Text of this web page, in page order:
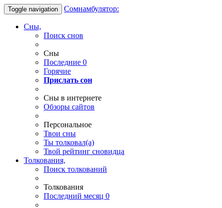
Toggle navigation Сомнамбулятор:
Сны,
Поиск снов
Сны
Последние 0
Горячие
Прислать сон
Сны в интернете
Обзоры сайтов
Персональное
Твои сны
Ты толковал(а)
Твой рейтинг сновидца
Толкования,
Поиск толкований
Толкования
Последний месяц 0